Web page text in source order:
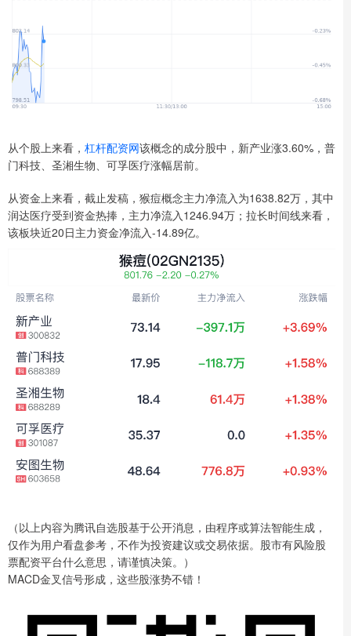
从个股上来看， 杠杆配资网该概念的成分股中，新产业涨3.60%，普
门科技、圣湘生物、可孚医疗涨幅居前。
从资金上来看，截止发稿，猴痘概念主力净流入为1638.82万，其中
润达医疗受到资金热捧，主力净流入1246.94万；拉长时间线来看，
该板块近20日主力资金净流入-14.89亿。
（以上内容为腾讯自选股基于公开消息，由程序或算法智能生成，
仅作为用户看盘参考，不作为投资建议或交易依据。股市有风险股
票配资平台什么意思，请谨慎决策。）
MACD金叉信号形成，这些股涨势不错！